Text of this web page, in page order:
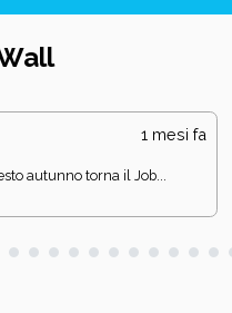
1 mesi fa
autunno torna il Job...